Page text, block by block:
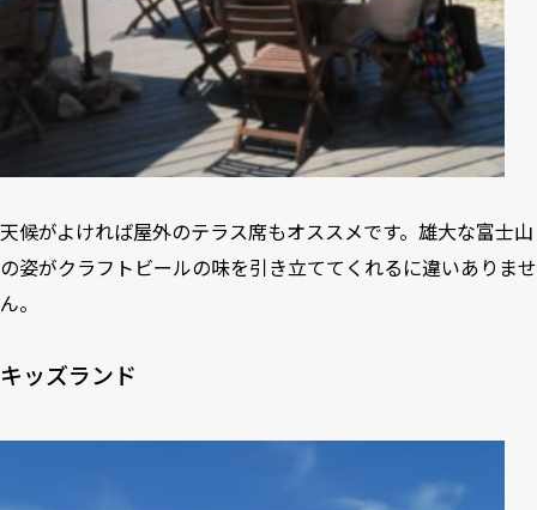
天候がよければ屋外のテラス席もオススメです。雄大な富士山
の姿がクラフトビールの味を引き立ててくれるに違いありませ
ん。
キッズランド